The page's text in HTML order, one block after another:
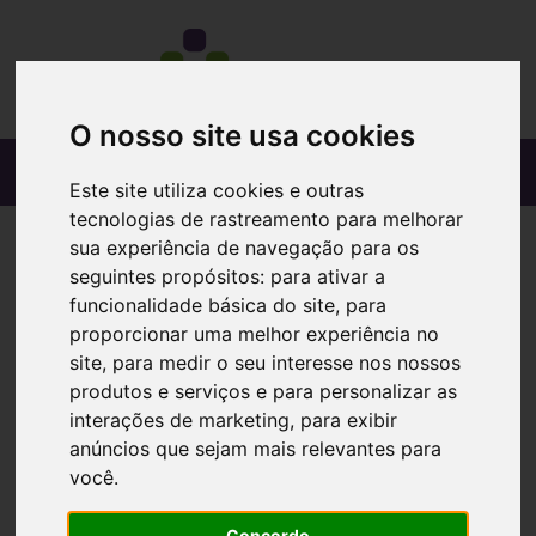
O nosso site usa cookies
Este site utiliza cookies e outras
tecnologias de rastreamento para melhorar
sua experiência de navegação para os
seguintes propósitos: para ativar a
funcionalidade básica do site, para
proporcionar uma melhor experiência no
site, para medir o seu interesse nos nossos
produtos e serviços e para personalizar as
interações de marketing, para exibir
anúncios que sejam mais relevantes para
você.